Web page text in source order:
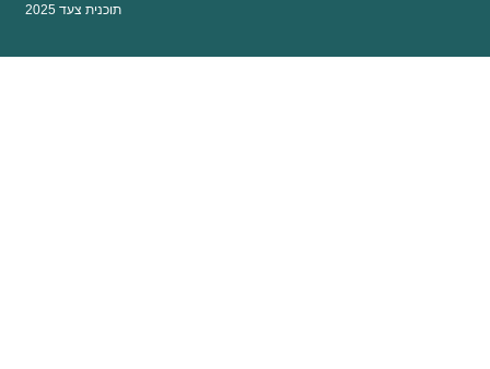
תוכנית צעד 2025